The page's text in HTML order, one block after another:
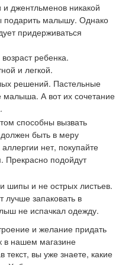
джентльменов никакой
подарить малышу. Однако
придерживаться
ребенка.
и легкой.
решений. Пастельные
малыша. А вот их сочетание
способны вызвать
быть в меру
нет, покупайте
Прекрасно подойдут
шипы и не острых листьев.
лучше запаковать в
не испачкал одежду.
и желание придать
в нашем магазине
текст, вы уже знаете, какие